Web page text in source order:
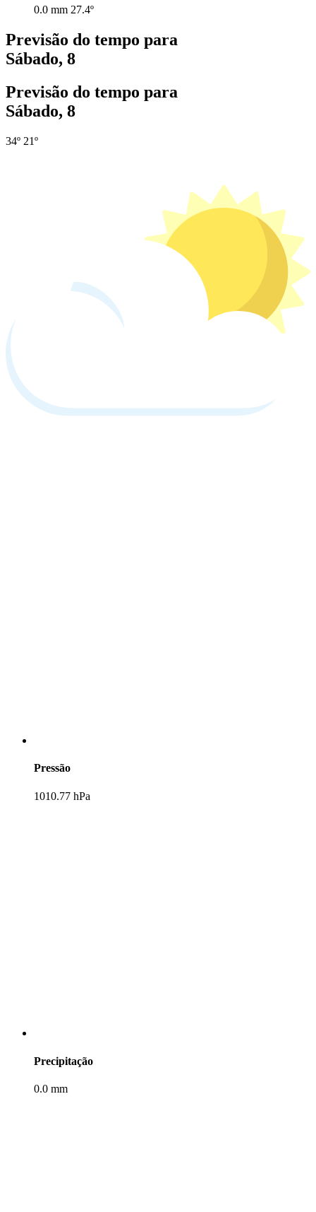
0.0 mm 27.4º
Previsão do tempo para
Sábado, 8
Previsão do tempo para
Sábado, 8
34º 21º
Pressão
1010.77 hPa
Precipitação
0.0 mm